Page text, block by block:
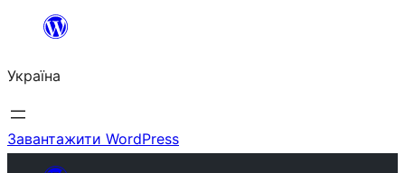
Перейти
вмісту
Україна
Завантажити WordPress